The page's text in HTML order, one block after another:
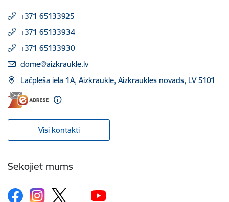
+371 65133925
+371 65133934
+371 65133930
E-pasts:
dome@aizkraukle.lv
Lāčplēša iela 1A, Aizkraukle, Aizkraukles novads, LV 5101
Visi kontakti
Sekojiet mums